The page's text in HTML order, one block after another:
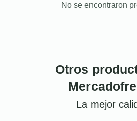
No se encontraron
Otros
La mejor